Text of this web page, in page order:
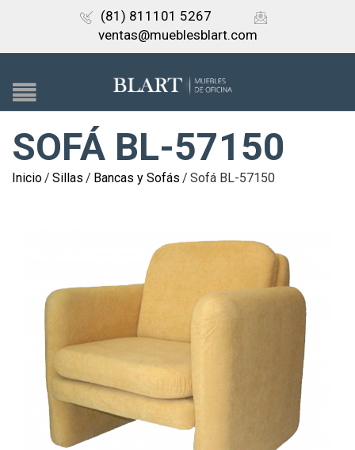
(81) 811101 5267
ventas@mueblesblart.com
SOFÁ BL-57150
Inicio/ Sillas / Bancas y Sofás / Sofá BL-57150